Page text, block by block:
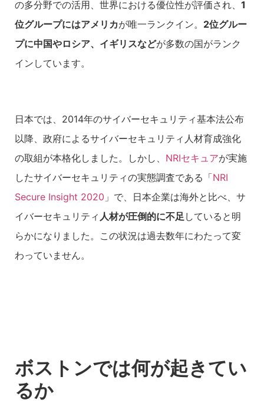
の多分野での活用、世界における優位性が評価され、 1
位グループにはアメリカが唯一ランクイン。 2位グルー
プに中国やロシア、イギリスなどが多数の国がランク
インしています。
日本では、2014年のサイバーセキュリティ基本法公布
以降、政府によるサイバーセキュリティ人材育成強化
の取組が本格化しました。しかし、 NRIセキュアが実施
したサイバーセキュリティの実態調査である「NRI
Secure Insight 2020 」で、日本企業は海外と比べ、サ
イバーセキュリティ 人材が圧倒的に不足 していると明
らかになりました。この状況は過去数年にわたって変
わっていません。
ボストンでは何が起きてい
るか